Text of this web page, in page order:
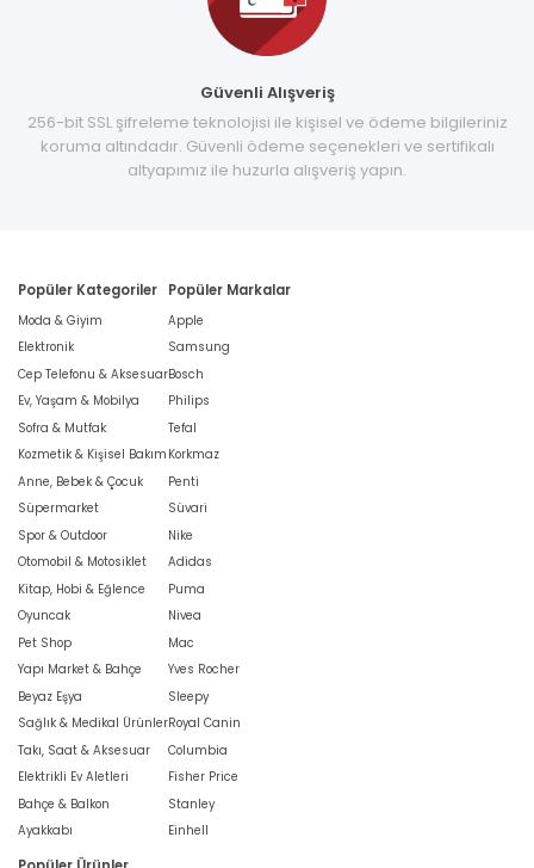
Güvenli Alışveriş
256-bit SSL şifreleme teknolojisi ile kişisel ve ödeme bilgileriniz
koruma altındadır. Güvenli ödeme seçenekleri ve sertifikalı
altyapımız ile huzurla alışveriş yapın.
Popüler Kategoriler
Moda & Giyim
Elektronik
Cep Telefonu & Aksesuar
Ev, Yaşam & Mobilya
Sofra & Mutfak
Kozmetik & Kişisel Bakım
Anne, Bebek & Çocuk
Süpermarket
Spor & Outdoor
Otomobil & Motosiklet
Kitap, Hobi & Eğlence
Oyuncak
Pet Shop
Yapı Market & Bahçe
Beyaz Eşya
Sağlık & Medikal Ürünler
Takı, Saat & Aksesuar
Elektrikli Ev Aletleri
Bahçe & Balkon
Ayakkabı
Popüler Markalar
Apple
Samsung
Bosch
Philips
Tefal
Korkmaz
Penti
Süvari
Nike
Adidas
Puma
Nivea
Mac
Yves Rocher
Sleepy
Royal Canin
Columbia
Fisher Price
Stanley
Einhell